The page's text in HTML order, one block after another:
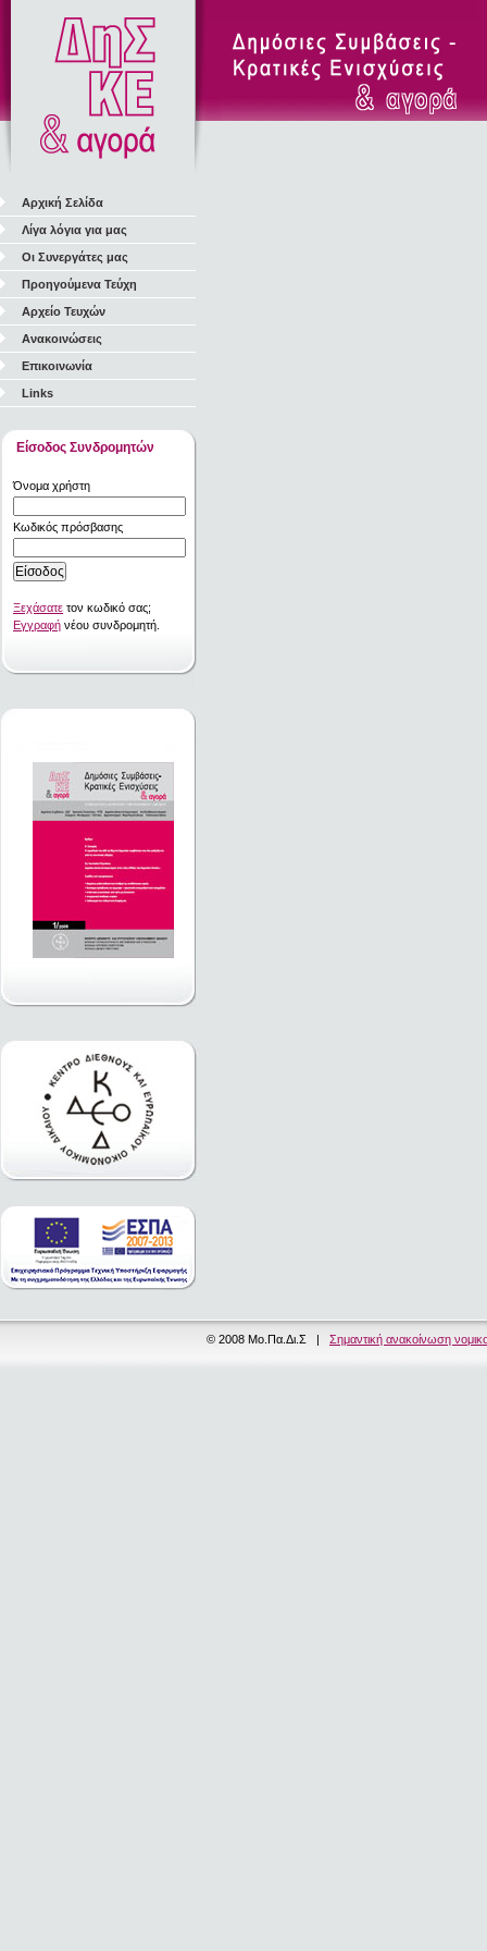
Αρχική Σελίδα
Λίγα λόγια για μας
Οι Συνεργάτες μας
Προηγούμενα Τεύχη
Αρχείο Τευχών
Ανακοινώσεις
Επικοινωνία
Links
Είσοδος Συνδρομητών
Όνομα χρήστη
Κωδικός πρόσβασης
Ξεχάσατε τον κωδικό σας;
Εγγραφή νέου συνδρομητή.
© 2008 Μο.Πα.Δι.Σ | Σημαντική ανακοίνωση